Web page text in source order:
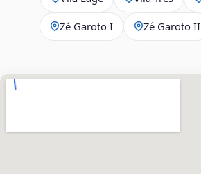
Zé Garoto I Zé Garoto II